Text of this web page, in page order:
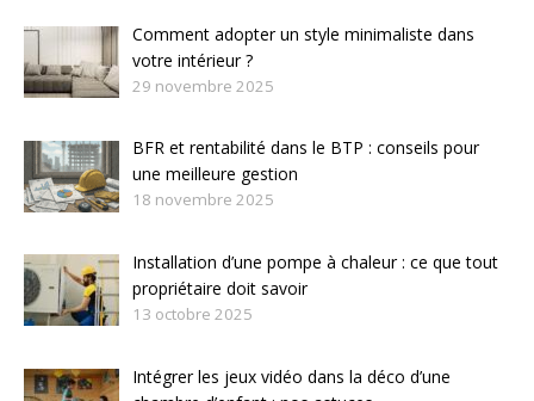
Comment adopter un style minimaliste dans
votre intérieur ?
29 novembre 2025
BFR et rentabilité dans le BTP : conseils pour
une meilleure gestion
18 novembre 2025
Installation d’une pompe à chaleur : ce que tout
propriétaire doit savoir
13 octobre 2025
Intégrer les jeux vidéo dans la déco d’une